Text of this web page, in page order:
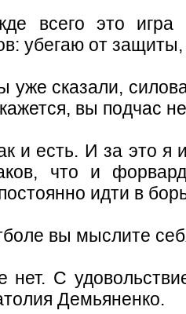
всего это игра
убегаю от защиты,
уже сказали,
вы подчас
и есть. И за это я
что и
идти в
вы мыслите
нет. С
Демьяненко.